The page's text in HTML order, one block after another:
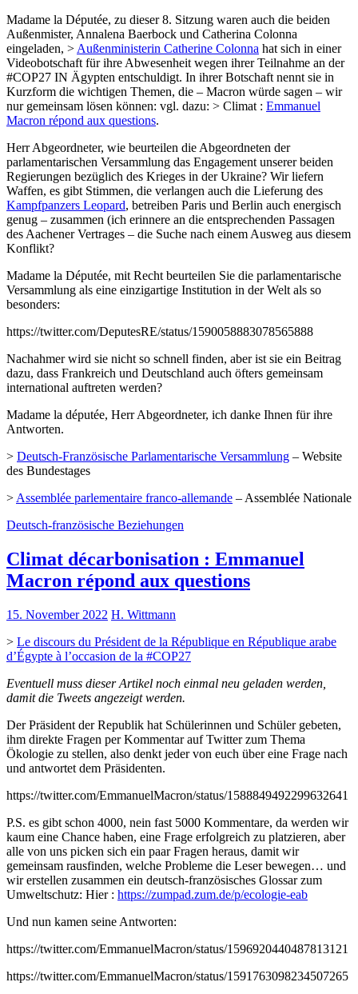
Madame la Députée, zu dieser 8. Sitzung waren auch die beiden
Außenmister, Annalena Baerbock und Catherina Colonna
eingeladen, > Außenministerin Catherine Colonna hat sich in einer
Videobotschaft für ihre Abwesenheit wegen ihrer Teilnahme an der
#COP27 IN Ägypten entschuldigt. In ihrer Botschaft nennt sie in
Kurzform die wichtigen Themen, die – Macron würde sagen – wir
nur gemeinsam lösen können: vgl. dazu: > Climat : Emmanuel
Macron répond aux questions.
Herr Abgeordneter, wie beurteilen die Abgeordneten der
parlamentarischen Versammlung das Engagement unserer beiden
Regierungen bezüglich des Krieges in der Ukraine? Wir liefern
Waffen, es gibt Stimmen, die verlangen auch die Lieferung des
Kampfpanzers Leopard, betreiben Paris und Berlin auch energisch
genug – zusammen (ich erinnere an die entsprechenden Passagen
des Aachener Vertrages – die Suche nach einem Ausweg aus diesem
Konflikt?
Madame la Députée, mit Recht beurteilen Sie die parlamentarische
Versammlung als eine einzigartige Institution in der Welt als so
besonders:
https://twitter.com/DeputesRE/status/1590058883078565888
Nachahmer wird sie nicht so schnell finden, aber ist sie ein Beitrag
dazu, dass Frankreich und Deutschland auch öfters gemeinsam
international auftreten werden?
Madame la députée, Herr Abgeordneter, ich danke Ihnen für ihre
Antworten.
> Deutsch-Französische Parlamentarische Versammlung – Website
des Bundestages
> Assemblée parlementaire franco-allemande – Assemblée Nationale
Deutsch-französische Beziehungen
Climat décarbonisation : Emmanuel
Macron répond aux questions
15. November 2022 H. Wittmann
> Le discours du Président de la République en République arabe
d’Égypte à l’occasion de la #COP27
Eventuell muss dieser Artikel noch einmal neu geladen werden,
damit die Tweets angezeigt werden.
Der Präsident der Republik hat Schülerinnen und Schüler gebeten,
ihm direkte Fragen per Kommentar auf Twitter zum Thema
Ökologie zu stellen, also denkt jeder von euch über eine Frage nach
und antwortet dem Präsidenten.
https://twitter.com/EmmanuelMacron/status/1588849492299632641
P.S. es gibt schon 4000, nein fast 5000 Kommentare, da werden wir
kaum eine Chance haben, eine Frage erfolgreich zu platzieren, aber
alle von uns picken sich ein paar Fragen heraus, damit wir
gemeinsam rausfinden, welche Probleme die Leser bewegen… und
wir erstellen zusammen ein deutsch-französisches Glossar zum
Umweltschutz: Hier : https://zumpad.zum.de/p/ecologie-eab
Und nun kamen seine Antworten:
https://twitter.com/EmmanuelMacron/status/1596920440487813121
https://twitter.com/EmmanuelMacron/status/1591763098234507265